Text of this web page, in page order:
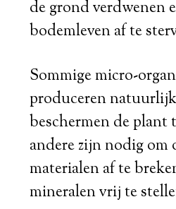
de grond verdwenen
bodemleven af te
Sommige micro-
produceren
beschermen de plant
andere zijn nodig om
materialen af te
mineralen vrij te